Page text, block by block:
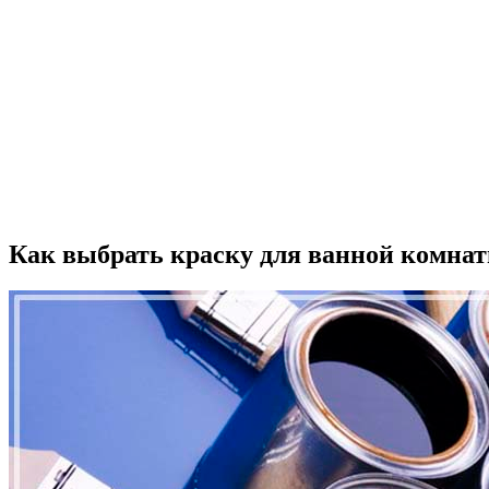
Как выбрать краску для ванной